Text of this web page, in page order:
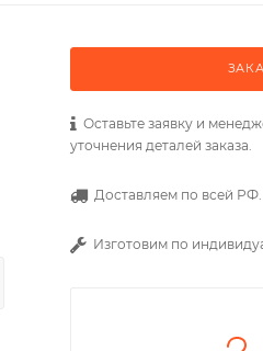
Оставьте заявку и
уточнения деталей заказа.
Доставляем по всей РФ.
Изготовим по